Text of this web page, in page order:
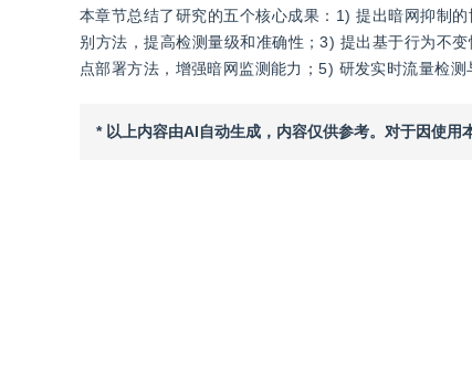
本章节总结了研究的五个核心成果：1) 提出暗网抑制
别方法，提高检测量级和准确性；3) 提出基于行为不
点部署方法，增强暗网监测能力；5) 研发实时流量检
* 以上内容由AI自动生成，内容仅供参考。对于因使用